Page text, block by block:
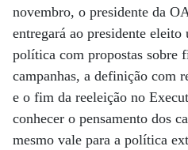
novembro, o presidente da
entregará ao presidente
política com propostas sobre
campanhas, a definição com
e o fim da reeleição no
conhecer o pensamento dos
mesmo vale para a política